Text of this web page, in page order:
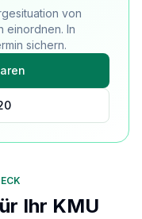
von
einordnen. In
sichern.
Ihr KMU